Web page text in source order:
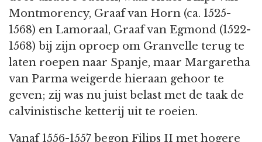
Montmorency, Graaf van Horn (ca. 1525-
1568) en Lamoraal, Graaf van Egmond (1522-
1568) bij zijn oproep om Granvelle terug te
laten roepen naar Spanje, maar Margaretha
van Parma weigerde hieraan gehoor te
geven; zij was nu juist belast met de taak de
calvinistische ketterij uit te roeien.
Vanaf 1556-1557 begon Filips II met hogere